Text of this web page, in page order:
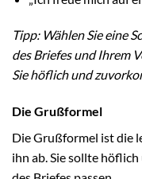
Tipp: Wählen Sie eine
des Briefes und Ihrem
Sie höflich und
Die Grußformel
Die Grußformel ist die
ihn ab. Sie sollte